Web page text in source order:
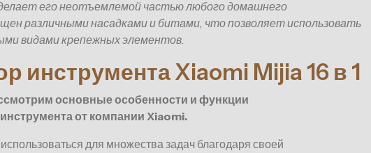
его неотъемлемой частью любого домашнего
различными насадками и битами, что позволяет использовать
видами крепежных элементов.
инструмента Xiaomi Mijia 16 в 1
основные особенности и функции
от компании Xiaomi.
для множества задач благодаря своей